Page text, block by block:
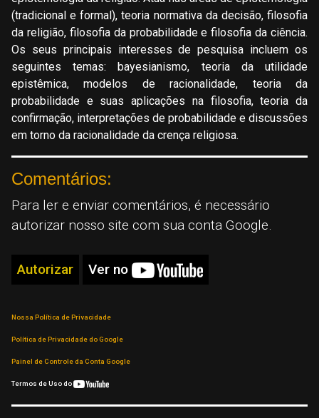
(tradicional e formal), teoria normativa da decisão, filosofia
da religião, filosofia da probabilidade e filosofia da ciência.
Os seus principais interesses de pesquisa incluem os
seguintes temas: bayesianismo, teoria da utilidade
epistêmica, modelos de racionalidade, teoria da
probabilidade e suas aplicações na filosofia, teoria da
confirmação, interpretações de probabilidade e discussões
em torno da racionalidade da crença religiosa.
Comentários:
Para ler e enviar comentários, é necessário
autorizar nosso site com sua conta Google.
Autorizar Ver no
Nossa Política de Privacidade
Política de Privacidade do Google
Painel de Controle da Conta Google
Termos de Uso do